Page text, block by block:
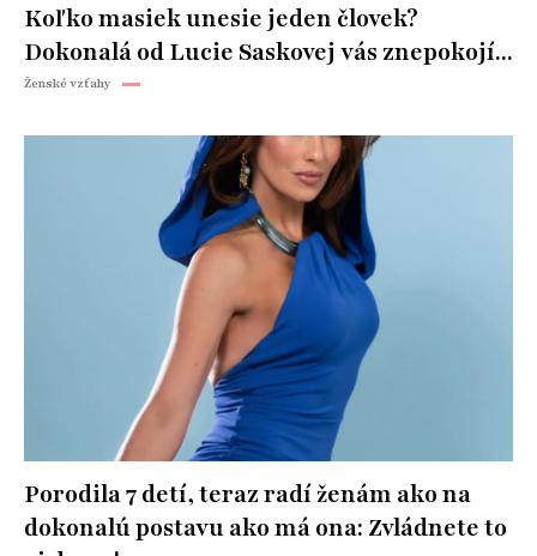
Koľko masiek unesie jeden človek?
Dokonalá od Lucie Saskovej vás znepokojí...
Ženské vzťahy
Porodila 7 detí, teraz radí ženám ako na
dokonalú postavu ako má ona: Zvládnete to